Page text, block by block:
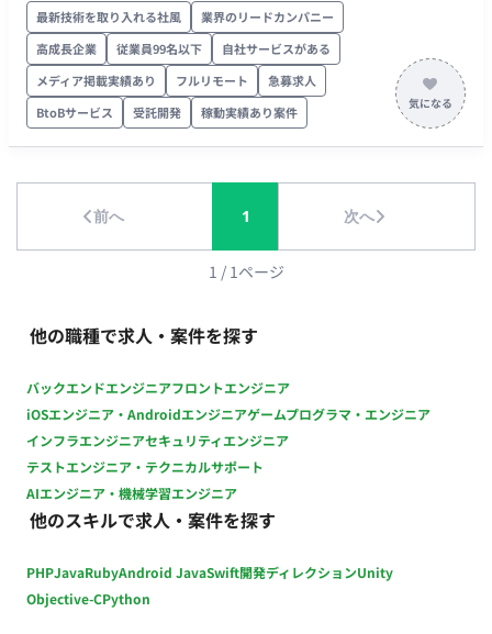
基盤構築と現状の可視化（最初の半年） 既存環境の改修および
初期シナリオの構築。 10万人の会員のうち、現在デジタル接点
で有効にリーチできている層（アクティブ層）とそうでない層
の洗い出し。（例：「実はメールを見ているのは1万人
（10%）のみ」といった現状の正確な把握とセグメント化） ・
タル接点の拡充（LINE連携の追加など）や、メール件名・コン
テンツのA/Bテストを実施し、アクティブ率を引き上げるため
ル】 新しい施策の立案から構築・実装までを「1〜2ヶ月単位」
グ： 2週間に1回（進捗共有・次策のすり合わせ） 効果測定・レ
・リモート稼働：フルリモート可能 ※出社が出来ると尚可 ・フ
レックス稼働：可能（フルフレックス稼働） ・PC：貸与
PC（Mac）
最新技術を取り入れる社風
業界のリードカンパニー
高成長企業
従業員99名以下
自社サービスがある
メディア掲載実績あり
フルリモート
急募求人
BtoBサービス
受託開発 稼動実績あり案件
前へ 1 次へ
1 / 1ページ
他の職種で求人・案件を探す
バックエンドエンジニアフロントエンジニア
iOSエンジニア・Androidエンジニアゲームプログラマ・エンジニア
インフラエンジニアセキュリティエンジニア
テストエンジニア・テクニカルサポート
AIエンジニア・機械学習エンジニア
他のスキルで求人・案件を探す
PHPJavaRubyAndroid JavaSwift開発ディレクションUnity
Objective-CPython